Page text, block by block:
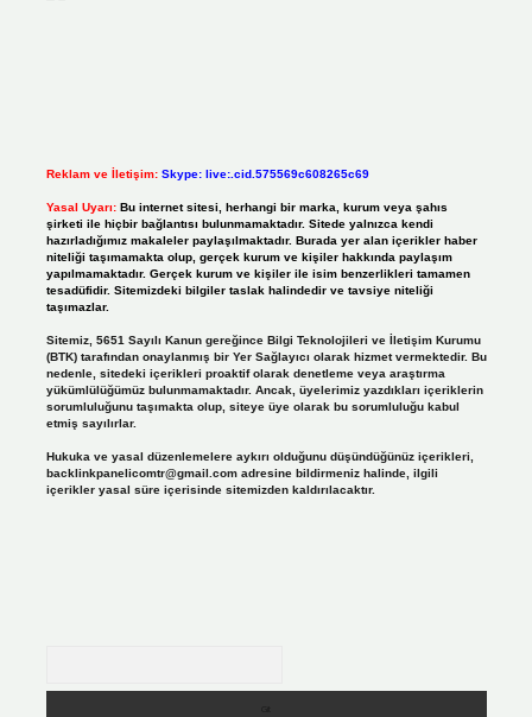
Reklam ve İletişim: Skype: live:.cid.575569c608265c69
Yasal Uyarı: Bu internet sitesi, herhangi bir marka, kurum veya şahıs
şirketi ile hiçbir bağlantısı bulunmamaktadır. Sitede yalnızca kendi
hazırladığımız makaleler paylaşılmaktadır. Burada yer alan içerikler haber
niteliği taşımamakta olup, gerçek kurum ve kişiler hakkında paylaşım
yapılmamaktadır. Gerçek kurum ve kişiler ile isim benzerlikleri tamamen
tesadüfidir. Sitemizdeki bilgiler taslak halindedir ve tavsiye niteliği
taşımazlar.
Sitemiz, 5651 Sayılı Kanun gereğince Bilgi Teknolojileri ve İletişim Kurumu
(BTK) tarafından onaylanmış bir Yer Sağlayıcı olarak hizmet vermektedir. Bu
nedenle, sitedeki içerikleri proaktif olarak denetleme veya araştırma
yükümlülüğümüz bulunmamaktadır. Ancak, üyelerimiz yazdıkları içeriklerin
sorumluluğunu taşımakta olup, siteye üye olarak bu sorumluluğu kabul
etmiş sayılırlar.
Hukuka ve yasal düzenlemelere aykırı olduğunu düşündüğünüz içerikleri,
backlinkpanelicomtr@gmail.comadresine bildirmeniz halinde, ilgili
içerikler yasal süre içerisinde sitemizden kaldırılacaktır.